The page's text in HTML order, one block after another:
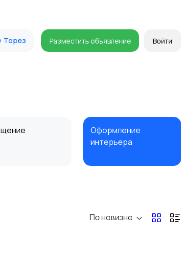
Торез Разместить объявление Войти
Оформление
интерьера
По новизне